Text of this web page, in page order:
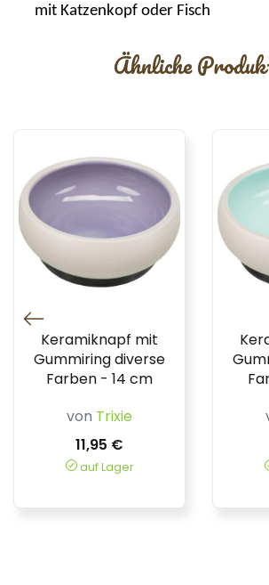
mit Katzenkopf oder Fisch
Ähnliche
Keramiknapf mit
Gummiring diverse
Farben - 14 cm
von Trixie
11,95 €
auf Lager